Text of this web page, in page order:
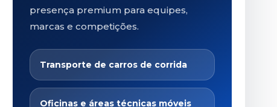
presença premium para equipes,
marcas e competições.
Transporte de carros de corrida
Oficinas e áreas técnicas móveis